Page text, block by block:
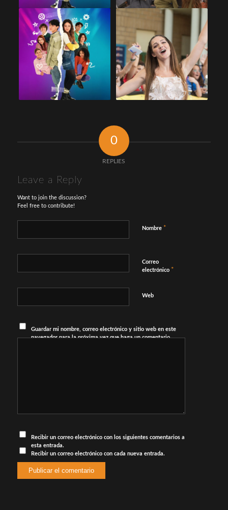
0
REPLIES
Leave a Reply
Want to join the discussion?
Feel free to contribute!
Nombre *
Correo
electrónico *
Web
Guardar mi nombre, correo electrónico y sitio web en este
navegador para la próxima vez que haga un comentario.
Recibir un correo electrónico con los siguientes comentarios a
esta entrada.
Recibir un correo electrónico con cada nueva entrada.